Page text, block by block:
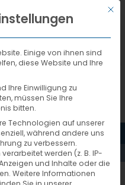
DEUTSCHMit
Einige von ihnen sind
diese Website und Ihre
Ihre Einwilligung zu
müssen Sie Ihre
bitten.
Technologien auf unserer
während andere uns
zu verbessern.
werden (z. B. IP-
und Inhalte oder die
Weitere Informationen